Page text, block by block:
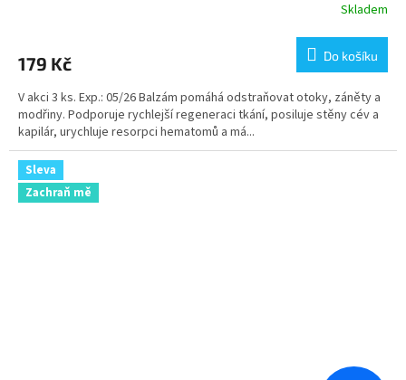
Skladem
179 Kč Do košíku
V akci 3 ks. Exp.: 05/26 Balzám pomáhá odstraňovat otoky, záněty a
modřiny. Podporuje rychlejší regeneraci tkání, posiluje stěny cév a
kapilár, urychluje resorpci hematomů a má...
Sleva
Zachraň mě